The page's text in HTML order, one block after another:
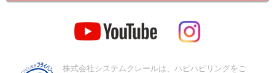
株式会社システムクレールは、ハピハピリングをご